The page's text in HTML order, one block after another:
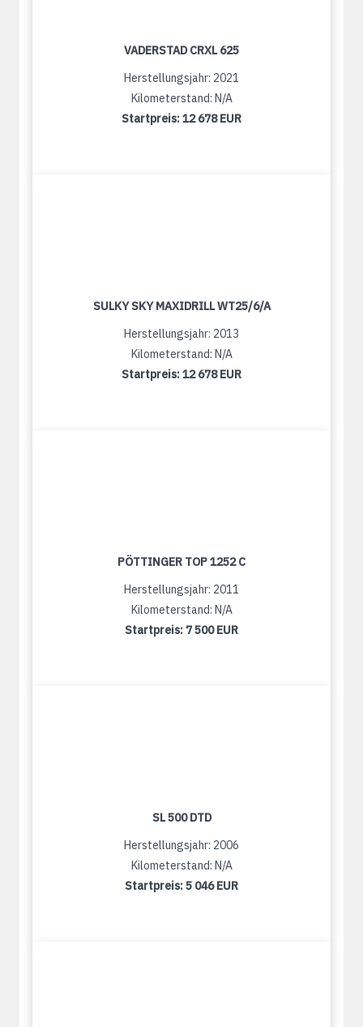
VADERSTAD CRXL 625
Herstellungsjahr: 2021
Kilometerstand: N/A
Startpreis:12 678 EUR
SULKY SKY MAXIDRILL WT25/6/A
Herstellungsjahr: 2013
Kilometerstand: N/A
Startpreis:12 678 EUR
PÖTTINGER TOP 1252 C
Herstellungsjahr: 2011
Kilometerstand: N/A
Startpreis: 7 500 EUR
SL 500 DTD
Herstellungsjahr: 2006
Kilometerstand: N/A
Startpreis:5 046 EUR